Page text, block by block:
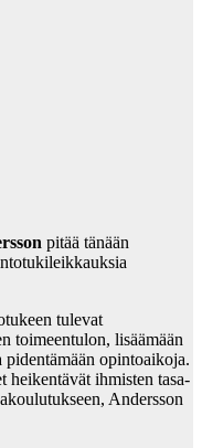
pitää tänään
tulevat
toimeentulon, lisäämään
opintoaikoja.
heikentävät ihmisten tasa-
Andersson